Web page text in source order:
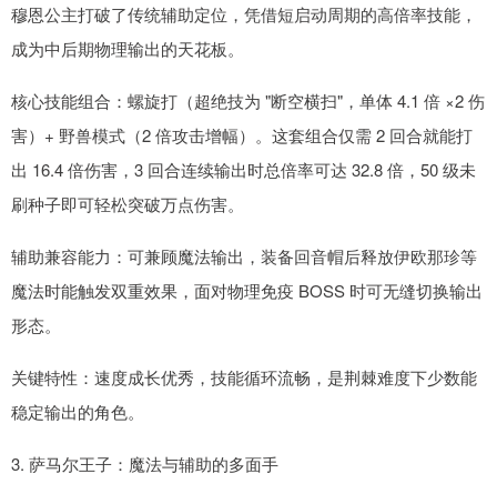
穆恩公主打破了传统辅助定位，凭借短启动周期的高倍率技能，
成为中后期物理输出的天花板。
核心技能组合：螺旋打（超绝技为 "断空横扫"，单体 4.1 倍 ×2 伤
害）+ 野兽模式（2 倍攻击增幅）。这套组合仅需 2 回合就能打
出 16.4 倍伤害，3 回合连续输出时总倍率可达 32.8 倍，50 级未
刷种子即可轻松突破万点伤害。
辅助兼容能力：可兼顾魔法输出，装备回音帽后释放伊欧那珍等
魔法时能触发双重效果，面对物理免疫 BOSS 时可无缝切换输出
形态。
关键特性：速度成长优秀，技能循环流畅，是荆棘难度下少数能
稳定输出的角色。
3. 萨马尔王子：魔法与辅助的多面手